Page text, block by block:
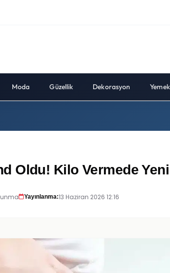
Moda Güzellik Dekorasyon
Oldu! Kilo Vermede
Yayınlanma:13 Haziran 2026 12:16